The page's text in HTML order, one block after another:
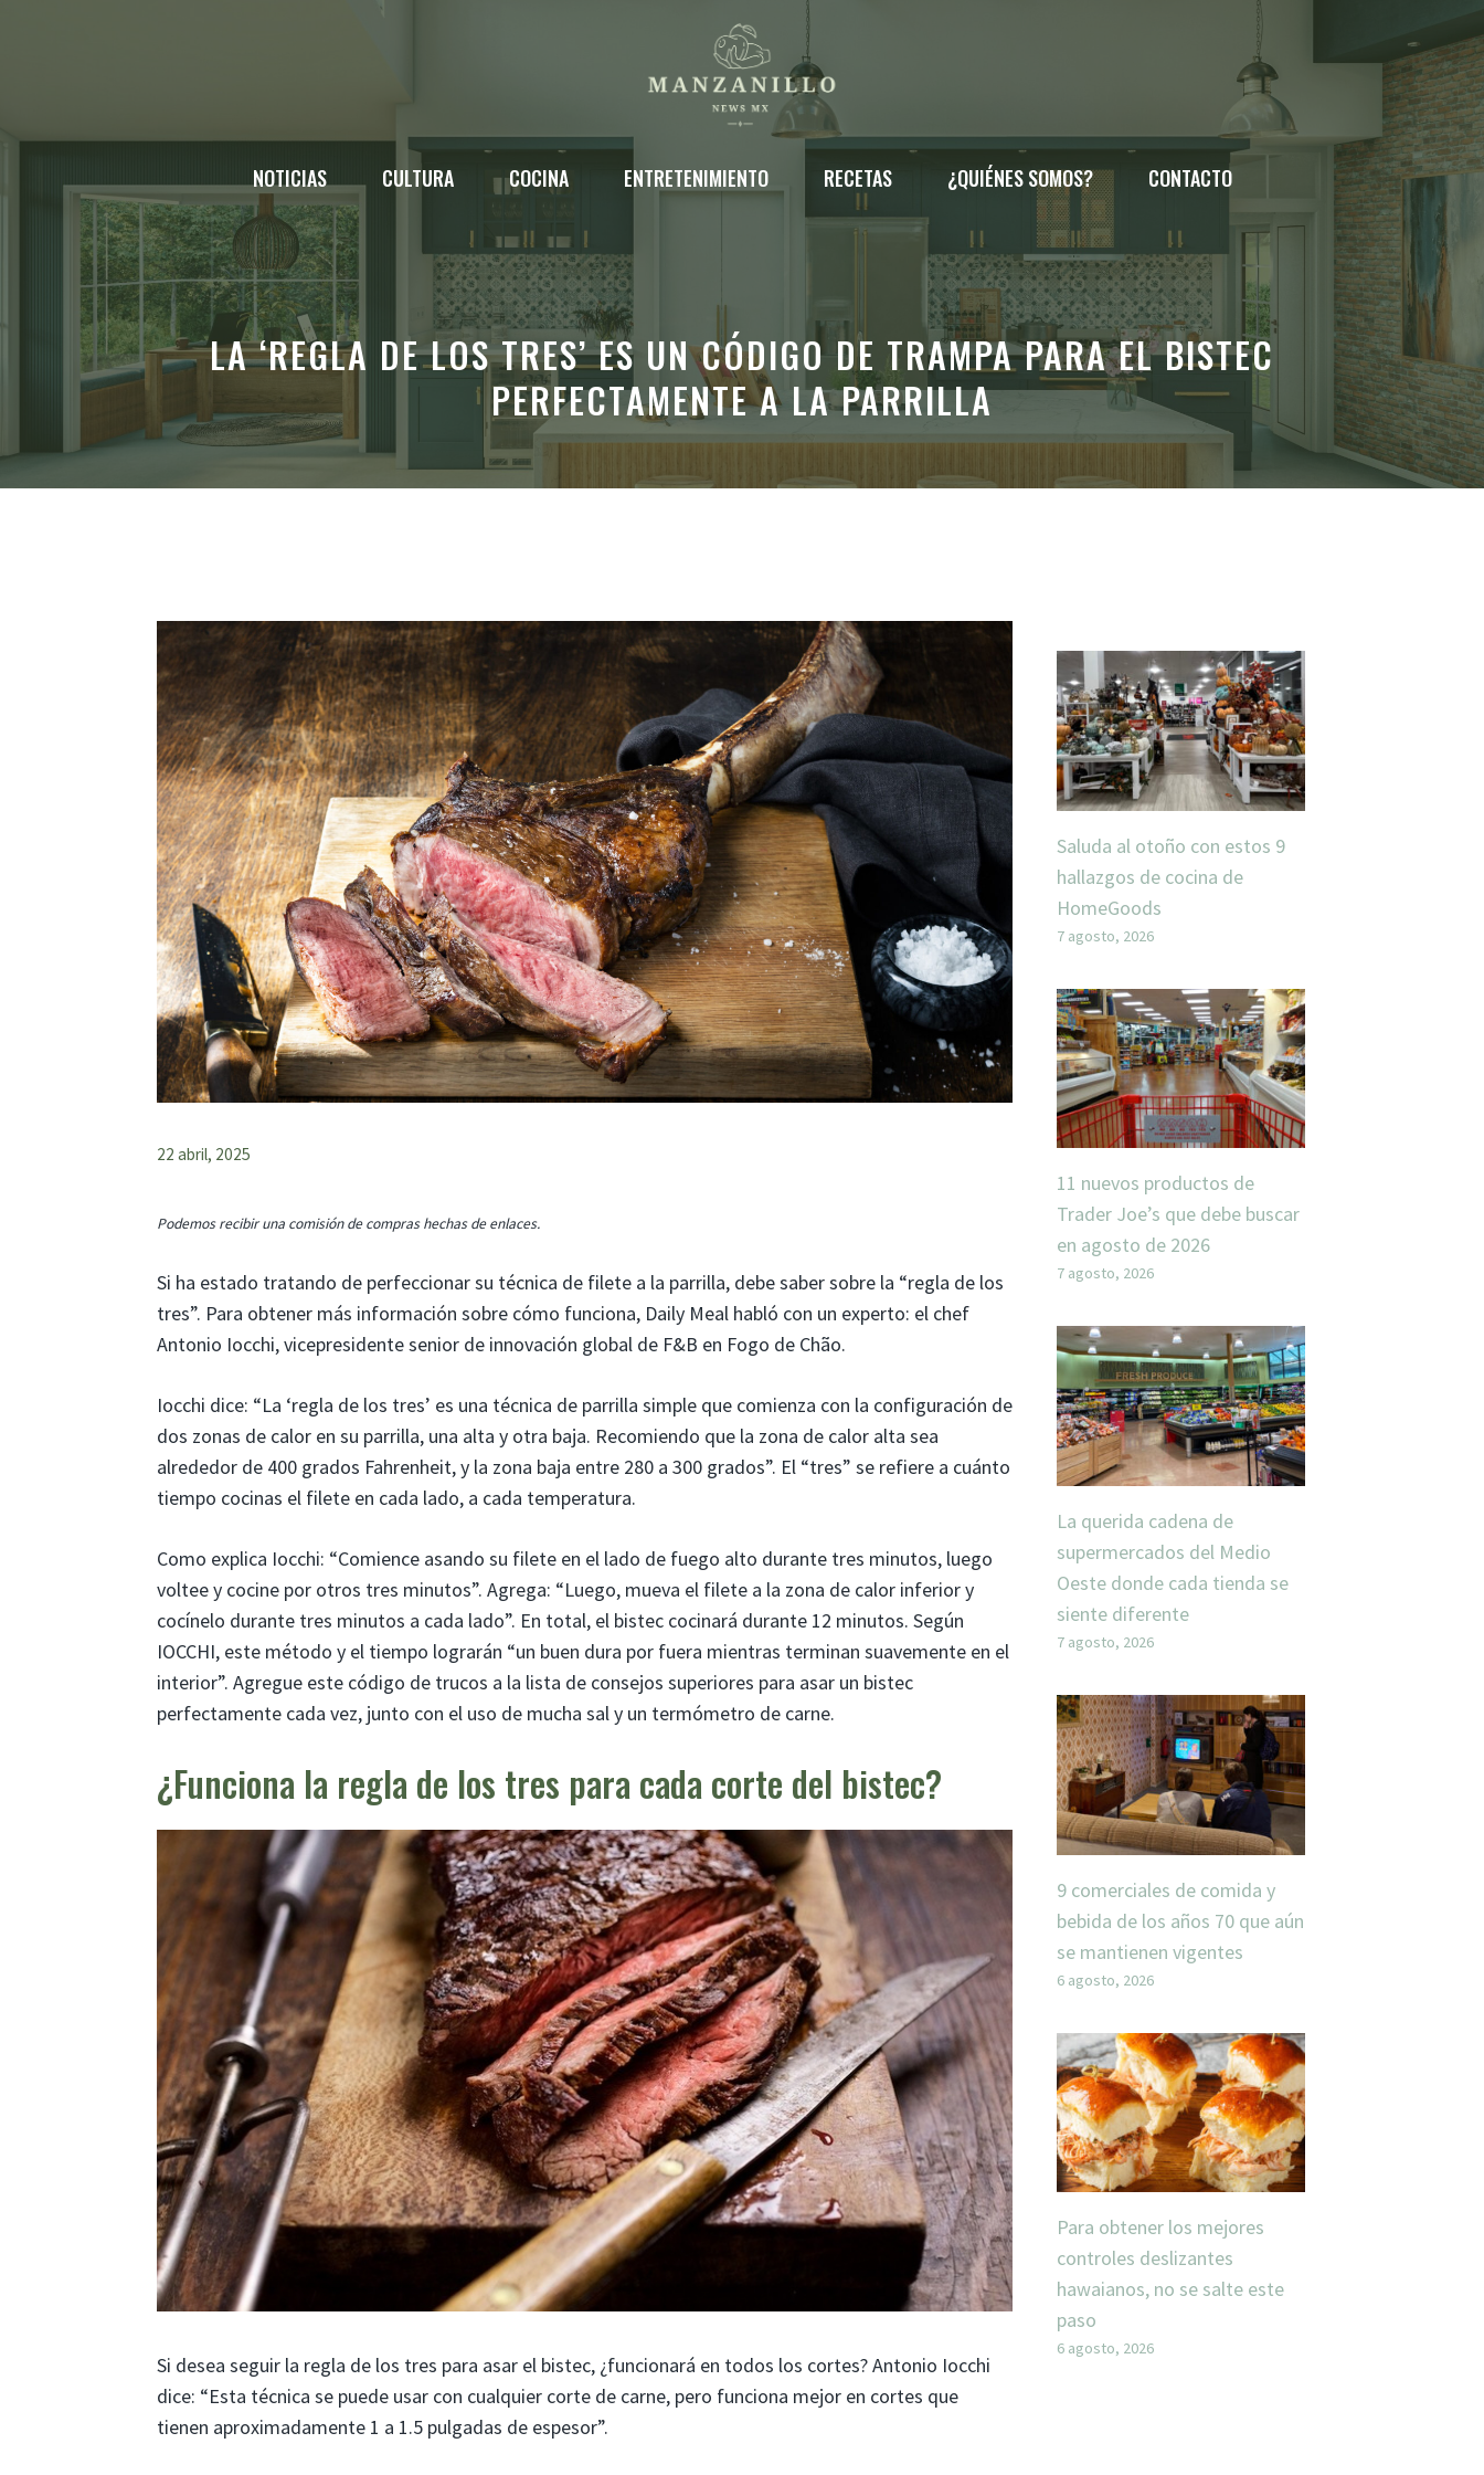
NOTICIAS CULTURA COCINA ENTRETENIMIENTO RECETAS ¿QUIÉNES SOMOS? CONTACTO
LA ‘REGLA DE LOS TRES’ ES UN CÓDIGO DE TRAMPA PARA EL BISTEC
PERFECTAMENTE A LA PARRILLA
22 abril, 2025
Podemos recibir una comisión de compras hechas de enlaces.
Si ha estado tratando de perfeccionar su técnica de filete a la parrilla, debe saber sobre la “regla de los
tres”. Para obtener más información sobre cómo funciona, Daily Meal habló con un experto: el chef
Antonio Iocchi, vicepresidente senior de innovación global de F&B en Fogo de Chão.
Iocchi dice: “La ‘regla de los tres’ es una técnica de parrilla simple que comienza con la configuración de
dos zonas de calor en su parrilla, una alta y otra baja. Recomiendo que la zona de calor alta sea
alrededor de 400 grados Fahrenheit, y la zona baja entre 280 a 300 grados”. El “tres” se refiere a cuánto
tiempo cocinas el filete en cada lado, a cada temperatura.
Como explica Iocchi: “Comience asando su filete en el lado de fuego alto durante tres minutos, luego
voltee y cocine por otros tres minutos”. Agrega: “Luego, mueva el filete a la zona de calor inferior y
cocínelo durante tres minutos a cada lado”. En total, el bistec cocinará durante 12 minutos. Según
IOCCHI, este método y el tiempo lograrán “un buen dura por fuera mientras terminan suavemente en el
interior”. Agregue este código de trucos a la lista de consejos superiores para asar un bistec
perfectamente cada vez, junto con el uso de mucha sal y un termómetro de carne.
¿Funciona la regla de los tres para cada corte del bistec?
Si desea seguir la regla de los tres para asar el bistec, ¿funcionará en todos los cortes? Antonio Iocchi
dice: “Esta técnica se puede usar con cualquier corte de carne, pero funciona mejor en cortes que
tienen aproximadamente 1 a 1.5 pulgadas de espesor”.
Saluda al otoño con estos 9
hallazgos de cocina de
HomeGoods
7 agosto, 2026
11 nuevos productos de
Trader Joe’s que debe buscar
en agosto de 2026
7 agosto, 2026
La querida cadena de
supermercados del Medio
Oeste donde cada tienda se
siente diferente
7 agosto, 2026
9 comerciales de comida y
bebida de los años 70 que aún
se mantienen vigentes
6 agosto, 2026
Para obtener los mejores
controles deslizantes
hawaianos, no se salte este
paso
6 agosto, 2026